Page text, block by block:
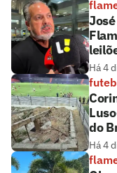
Há 4
do
Há 4